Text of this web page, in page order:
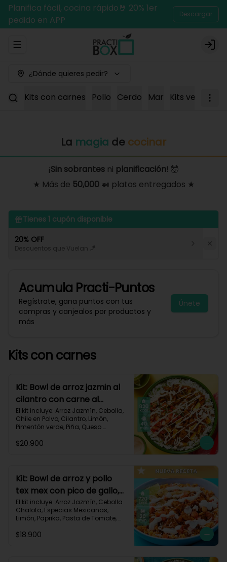
Planifica fácil, cocina rápido🤘 20% 1er
pedido en APP
Descargar
Abrir menu de navegación Login
¿Dónde quieres pedir?
Kits con carnes Pollo Cerdo Mar Kits
La magia de cocinar
¡Sin sobrantes ni planificación! 🤯
★ Más de 50,000🍛 platos entregados ★
Tienes 1 cupón disponible
20% OFF
Descuentos que Vuelan 🪁
Acumula Practi-Puntos
Regístrate, gana puntos con tus
compras y canjealos por productos y
más
Únete
Kits con carnes
Kit: Bowl de arroz jazmin al
cilantro con carne al
pastor y pico de gallo-84
El kit incluye: Arroz Jazmín, Cebolla,
Chile en Polvo, Cilantro, Limón,
Pimentón verde, Piña, Queso
(150g/p), Sour Cream, Tomate,
Grasas 46g | Proteínas 30g
$20.900
Kit: Bowl de arroz y pollo
tex mex con pico de gallo,
queso y sour cream-147
El kit incluye: Arroz Jazmín, Cebolla
Chalota, Especias Mexicanas,
Limón, Paprika, Pasta de Tomate,
Sour Cream, Tomate, Receta
$18.900